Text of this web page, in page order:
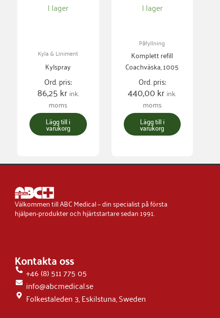
I lager
Kyla & Liniment
Kylspray
Ord. pris:
86,25kr ink.
moms
Lägg till i
varukorg
I lager
Påfyllning
Komplett refill
Coachväska, 1005
Ord. pris:
440,00kr ink.
moms
Lägg till i
varukorg
Välkommen till ABC Medical – din specialist på första
hjälpen-produkter och hjärtstartare sedan 1991.
Kontakta oss
+46 (8) 511 775 05
info@abcmedical.se
Folkestaleden 3, Eskilstuna, Sweden